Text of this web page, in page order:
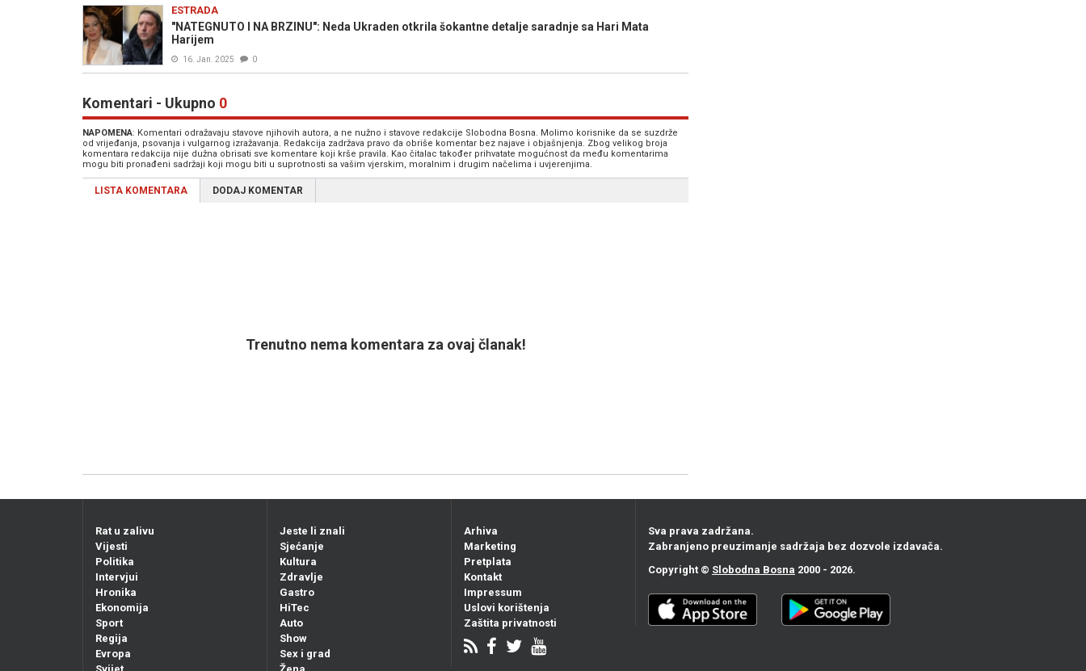
ESTRADA
"NATEGNUTO I NA BRZINU": Neda Ukraden otkrila šokantne detalje saradnje sa Hari Mata
Harijem
16. Jan. 2025 0
Komentari - Ukupno 0
NAPOMENA: Komentari odražavaju stavove njihovih autora, a ne nužno i stavove redakcije Slobodna Bosna. Molimo korisnike da se suzdrže
od vrijeđanja, psovanja i vulgarnog izražavanja. Redakcija zadržava pravo da obriše komentar bez najave i objašnjenja. Zbog velikog broja
komentara redakcija nije dužna obrisati sve komentare koji krše pravila. Kao čitalac također prihvatate mogućnost da među komentarima
mogu biti pronađeni sadržaji koji mogu biti u suprotnosti sa vašim vjerskim, moralnim i drugim načelima i uvjerenjima.
LISTA KOMENTARA DODAJ KOMENTAR
Trenutno nema komentara za ovaj članak!
Rat u zalivu
Vijesti
Politika
Intervjui
Hronika
Ekonomija
Sport
Regija
Evropa
Jeste li znali
Sjećanje
Kultura
Zdravlje
Gastro
HiTec
Auto
Show
Sex i grad
Arhiva
Marketing
Pretplata
Kontakt
Impressum
Uslovi korištenja
Zaštita privatnosti
Sva prava zadržana.
Zabranjeno preuzimanje sadržaja bez dozvole izdavača.
Copyright © Slobodna Bosna 2000 - 2026.